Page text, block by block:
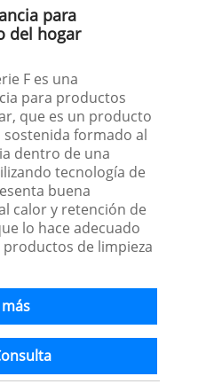
para
del hogar
F es una
para productos
que es un producto
formado al
dentro de una
tecnología de
buena
calor y retención de
lo hace adecuado
de limpieza